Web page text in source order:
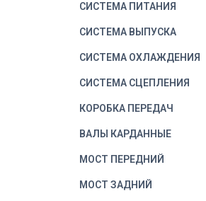
СИСТЕМА ПИТАНИЯ
СИСТЕМА ВЫПУСКА
СИСТЕМА ОХЛАЖДЕНИЯ
СИСТЕМА СЦЕПЛЕНИЯ
КОРОБКА ПЕРЕДАЧ
ВАЛЫ КАРДАННЫЕ
МОСТ ПЕРЕДНИЙ
МОСТ ЗАДНИЙ